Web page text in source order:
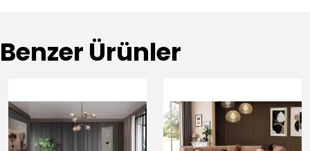
Benzer Ürünler